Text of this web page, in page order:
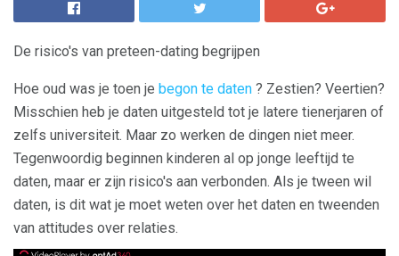
De risico's van preteen-dating begrijpen
Hoe oud was je toen je begon te daten ? Zestien? Veertien?
Misschien heb je daten uitgesteld tot je latere tienerjaren of
zelfs universiteit. Maar zo werken de dingen niet meer.
Tegenwoordig beginnen kinderen al op jonge leeftijd te
daten, maar er zijn risico's aan verbonden. Als je tween wil
daten, is dit wat je moet weten over het daten en tweenden
van attitudes over relaties.